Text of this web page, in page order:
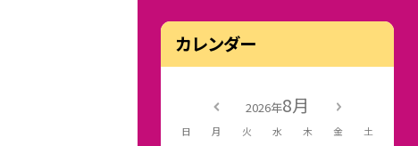
カレンダー
2026年8月
日 月 火 水 木 金 土